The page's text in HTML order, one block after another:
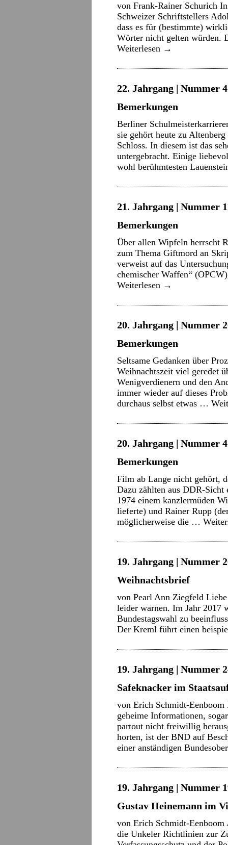
von Frank-Rainer Schurich
Schweizer Schriftstellers
dass es für (bestimmte)
Wörter nicht gelten würden.
Weiterlesen →
22. Jahrgang | Nummer
Bemerkungen
Berliner
sie gehört heute zu
Schloss. In diesem ist das
untergebracht. Einige
wohl berühmtesten
21. Jahrgang | Nummer
Bemerkungen
Über allen Wipfeln herrscht
zum Thema Giftmord an
verweist auf das
chemischer Waffen“
Weiterlesen →
20. Jahrgang | Nummer
Bemerkungen
Seltsame Gedanken über
Weihnachtszeit viel geredet
Wenigverdienern und den
immer wieder auf dieses
durchaus selbst etwas …
20. Jahrgang | Nummer
Bemerkungen
Film ab Lange nicht gehört,
Dazu zählten aus DDR-
1974 einem kanzlermüden
lieferte) und Rainer Rupp
möglicherweise die …
19. Jahrgang | Nummer
Weihnachtsbrief
von Pearl Ann Ziegfeld
leider warnen. Im Jahr 2017
Bundestagswahl zu
Der Kreml führt einen
19. Jahrgang | Nummer
Safeknacker im
von Erich Schmidt-Eenboom
geheime Informationen,
partout nicht freiwillig
horten, ist der BND auf
einer anständigen
19. Jahrgang | Nummer
Gustav Heinemann im
von Erich Schmidt-
die Unkeler Richtlinien zur